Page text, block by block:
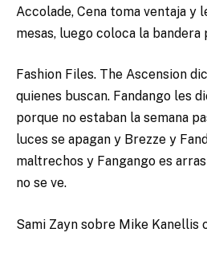
Accolade, Cena toma ventaja y
mesas, luego coloca la bandera
Fashion Files. The Ascension
quienes buscan. Fandango les
porque no estaban la semana
luces se apagan y Brezze y
maltrechos y Fangango es
no se ve.
Sami Zayn sobre Mike Kanellis